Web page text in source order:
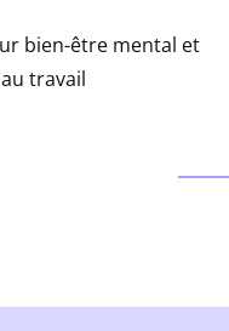
bien-être mental et
travail